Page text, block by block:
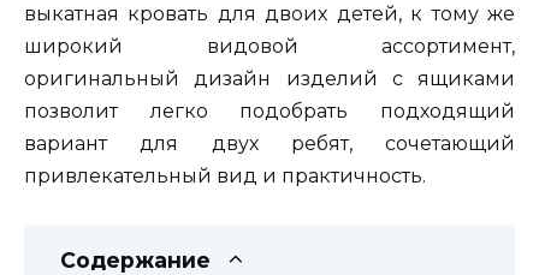
выкатная кровать для двоих детей, к тому же
широкий видовой ассортимент,
оригинальный дизайн изделий с ящиками
позволит легко подобрать подходящий
вариант для двух ребят, сочетающий
привлекательный вид и практичность.
Содержание